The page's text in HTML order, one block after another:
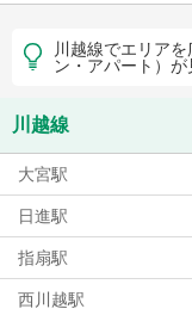
川越線でエリア
ン・アパート）が
川越線
大宮駅
日進駅
指扇駅
西川越駅